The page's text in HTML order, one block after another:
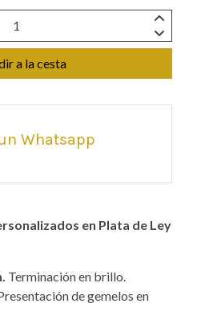
a la cesta
Whatsapp
en Plata de Ley
Terminación en brillo.
de gemelos en